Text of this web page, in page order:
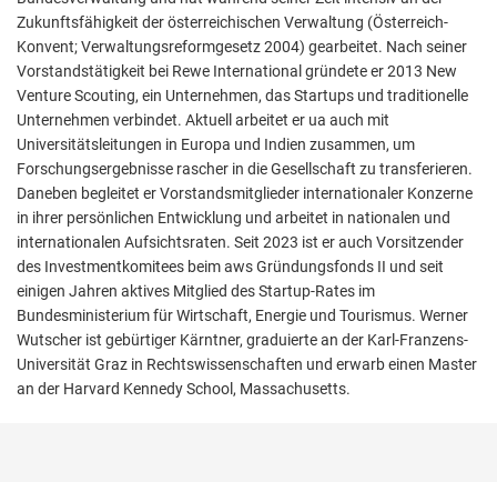
Zukunftsfähigkeit der österreichischen Verwaltung (Österreich-
Konvent; Verwaltungsreformgesetz 2004) gearbeitet. Nach seiner
Vorstandstätigkeit bei Rewe International gründete er 2013 New
Venture Scouting, ein Unternehmen, das Startups und traditionelle
Unternehmen verbindet. Aktuell arbeitet er ua auch mit
Universitätsleitungen in Europa und Indien zusammen, um
Forschungsergebnisse rascher in die Gesellschaft zu transferieren.
Daneben begleitet er Vorstandsmitglieder internationaler Konzerne
in ihrer persönlichen Entwicklung und arbeitet in nationalen und
internationalen Aufsichtsraten. Seit 2023 ist er auch Vorsitzender
des Investmentkomitees beim aws Gründungsfonds II und seit
einigen Jahren aktives Mitglied des Startup-Rates im
Bundesministerium für Wirtschaft, Energie und Tourismus. Werner
Wutscher ist gebürtiger Kärntner, graduierte an der Karl-Franzens-
Universität Graz in Rechtswissenschaften und erwarb einen Master
an der Harvard Kennedy School, Massachusetts.